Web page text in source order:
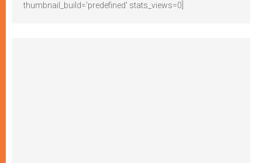
thumbnail_build='predefined' stats_views=0]